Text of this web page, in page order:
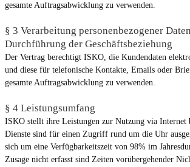
gesamte Auftragsabwicklung zu verwenden.
§ 3 Verarbeitung personenbezogener
Durchführung der Geschäftsbeziehung
Der Vertrag berechtigt ISKO, die Kundendaten
und diese für telefonische Kontakte, Emails oder
gesamte Auftragsabwicklung zu verwenden.
§ 4 Leistungsumfang
ISKO stellt ihre Leistungen zur Nutzung via
Dienste sind für einen Zugriff rund um die Uhr
sich um eine Verfügbarkeitszeit von 98% im
Zusage nicht erfasst sind Zeiten vorübergehender